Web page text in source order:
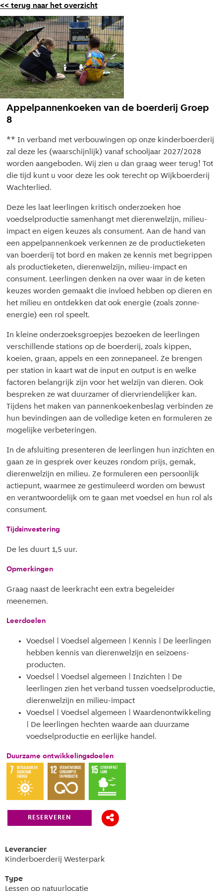
<< terug naar het overzicht
Appelpannenkoeken van de boerderij Groep
8
** In verband met verbouwingen op onze kinderboerderij
zal deze les (waarschijnlijk) vanaf schooljaar 2027/2028
worden aangeboden. Wij zien u dan graag weer terug! Tot
die tijd kunt u voor deze les ook terecht op Wijkboerderij
Wachterlied.
Deze les laat leerlingen kritisch onderzoeken hoe
voedselproductie samenhangt met dierenwelzijn, milieu-
impact en eigen keuzes als consument. Aan de hand van
een appelpannenkoek verkennen ze de productieketen
van boerderij tot bord en maken ze kennis met begrippen
als productieketen, dierenwelzijn, milieu-impact en
consument. Leerlingen denken na over waar in de keten
keuzes worden gemaakt die invloed hebben op dieren en
het milieu en ontdekken dat ook energie (zoals zonne-
energie) een rol speelt.
In kleine onderzoeksgroepjes bezoeken de leerlingen
verschillende stations op de boerderij, zoals kippen,
koeien, graan, appels en een zonnepaneel. Ze brengen
per station in kaart wat de input en output is en welke
factoren belangrijk zijn voor het welzijn van dieren. Ook
bespreken ze wat duurzamer of diervriendelijker kan.
Tijdens het maken van pannenkoekenbeslag verbinden ze
hun bevindingen aan de volledige keten en formuleren ze
mogelijke verbeteringen.
In de afsluiting presenteren de leerlingen hun inzichten en
gaan ze in gesprek over keuzes rondom prijs, gemak,
dierenwelzijn en milieu. Ze formuleren een persoonlijk
actiepunt, waarmee ze gestimuleerd worden om bewust
en verantwoordelijk om te gaan met voedsel en hun rol als
consument.
Tijdsinvestering
De les duurt 1,5 uur.
Opmerkingen
Graag naast de leerkracht een extra begeleider
meenemen.
Leerdoelen
Voedsel | Voedsel algemeen | Kennis | De leerlingen
hebben kennis van dierenwelzijn en seizoens-
producten.
Voedsel | Voedsel algemeen | Inzichten | De
leerlingen zien het verband tussen voedselproductie,
dierenwelzijn en milieu-impact
Voedsel | Voedsel algemeen | Waardenontwikkeling
| De leerlingen hechten waarde aan duurzame
voedselproductie en eerlijke handel.
Duurzame ontwikkelingsdoelen
RESERVEREN
Leverancier
Kinderboerderij Westerpark
Type
Lessen op natuurlocatie